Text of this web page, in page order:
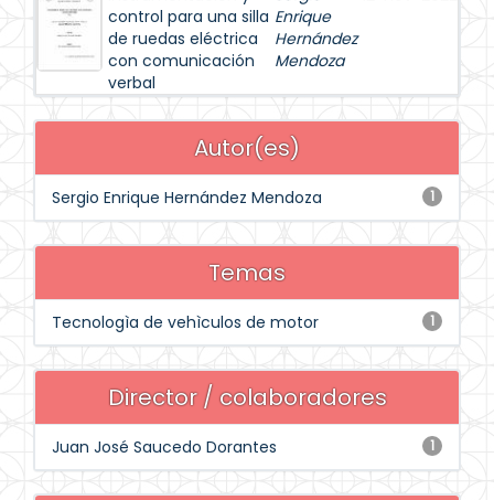
control para una silla
de ruedas eléctrica
con comunicación
verbal
Enrique
Hernández
Mendoza
Autor(es)
1
Sergio Enrique Hernández Mendoza
Temas
1
Tecnologìa de vehìculos de motor
Director / colaboradores
1
Juan José Saucedo Dorantes